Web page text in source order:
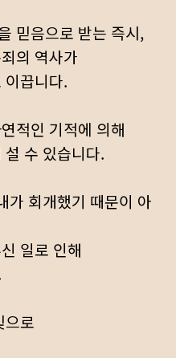
믿음으로 받는 즉시,
의 역사가
이끕니다.
적인 기적에 의해
수 있습니다.
가 회개했기 때문이 아
일로 인해
으로